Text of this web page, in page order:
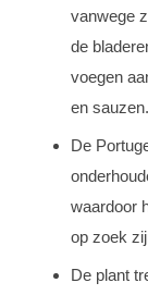
vanwege
de
voegen
en sauzen.
De
waardoor
op zoek
De plant